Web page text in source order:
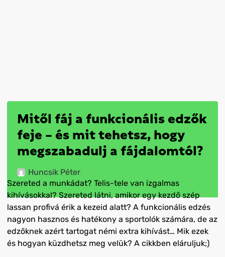
Mitől fáj a funkcionális edzők
feje – és mit tehetsz, hogy
megszabadulj a fájdalomtól?
Huncsik Péter
Szereted a munkádat? Telis-tele van izgalmas
kihívásokkal? Szereted látni, amikor egy kezdő szép
lassan profivá érik a kezeid alatt? A funkcionális edzés
nagyon hasznos és hatékony a sportolók számára, de az
edzőknek azért tartogat némi extra kihívást… Mik ezek
és hogyan küzdhetsz meg velük? A cikkben eláruljuk;)